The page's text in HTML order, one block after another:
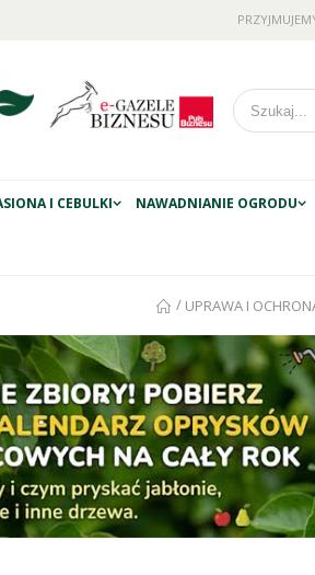
I CEBULKI NAWADNIANIE OGRODU
/ UPRAWA I